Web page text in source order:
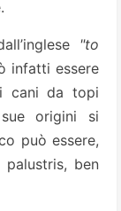
"to
essere
cani da topi
origini si
può essere,
ben